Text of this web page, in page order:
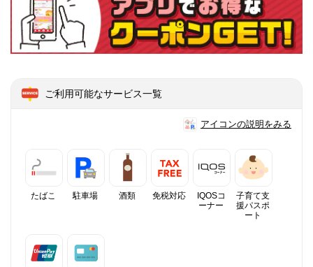
ご利用可能なサービス一覧
アイコンの説明をみる
たばこ 駐車場 酒類 免税対応
IQOSコ
ーナー
子育て支
援パスポ
ート